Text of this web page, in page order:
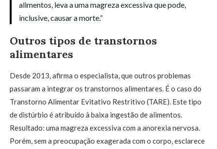
alimentos, leva a uma magreza excessiva que pode,
inclusive, causar a morte.”
Outros tipos de transtornos
alimentares
Desde 2013, afirma o especialista, que outros problemas
passaram a integrar os transtornos alimentares. É o caso do
Transtorno Alimentar Evitativo Restritivo (TARE). Este tipo
de distúrbio é atribuído à baixa ingestão de alimentos.
Resultado: uma magreza excessiva com a anorexia nervosa.
Porém, sem a preocupação exagerada com o corpo, esclarece